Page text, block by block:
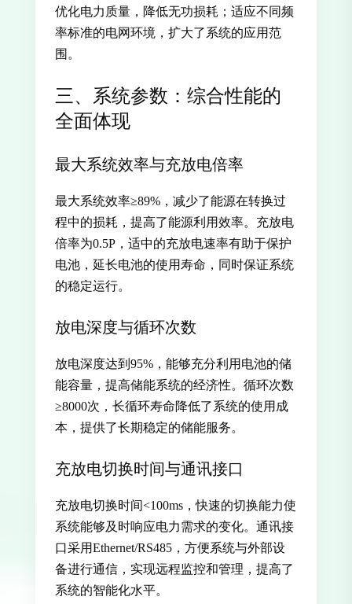
优化电力质量，降低无功损耗；适应不同频
率标准的电网环境，扩大了系统的应用范
围。
三、系统参数：综合性能的
全面体现
最大系统效率与充放电倍率
最大系统效率≥89%，减少了能源在转换过
程中的损耗，提高了能源利用效率。充放电
倍率为0.5P，适中的充放电速率有助于保护
电池，延长电池的使用寿命，同时保证系统
的稳定运行。
放电深度与循环次数
放电深度达到95%，能够充分利用电池的储
能容量，提高储能系统的经济性。循环次数
≥8000次，长循环寿命降低了系统的使用成
本，提供了长期稳定的储能服务。
充放电切换时间与通讯接口
充放电切换时间<100ms，快速的切换能力使
系统能够及时响应电力需求的变化。通讯接
口采用Ethernet/RS485，方便系统与外部设
备进行通信，实现远程监控和管理，提高了
系统的智能化水平。